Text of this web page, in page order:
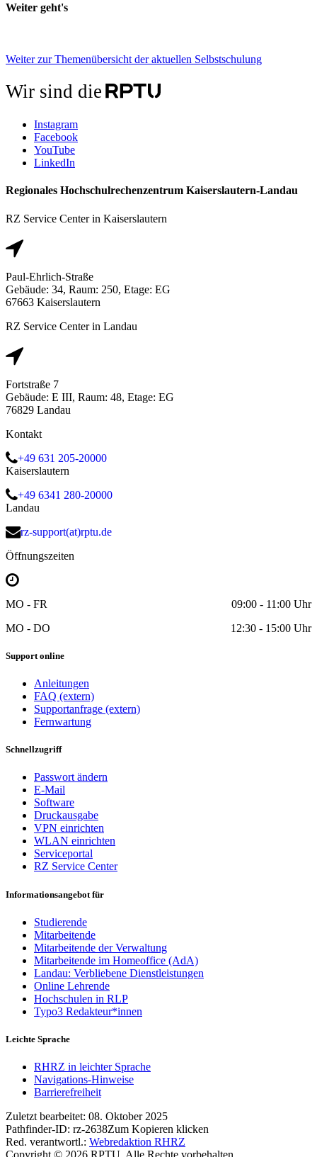
Weiter geht's
Weiter zur Themenübersicht der aktuellen Selbstschulung
Wir sind die
Instagram
Facebook
YouTube
LinkedIn
Regionales Hochschulrechenzentrum Kaiserslautern-Landau
RZ Service Center in Kaiserslautern
Paul-Ehrlich-Straße
Gebäude: 34, Raum: 250, Etage: EG
67663 Kaiserslautern
RZ Service Center in Landau
Fortstraße 7
Gebäude: E III, Raum: 48, Etage: EG
76829 Landau
Kontakt
+49 631 205-20000
Kaiserslautern
+49 6341 280-20000
Landau
rz-support(at)rptu.de
Öffnungszeiten
MO - FR
09:00 - 11:00 Uhr
MO - DO
12:30 - 15:00 Uhr
Support online
Anleitungen
FAQ (extern)
Supportanfrage (extern)
Fernwartung
Schnellzugriff
Passwort ändern
E-Mail
Software
Druckausgabe
VPN einrichten
WLAN einrichten
Serviceportal
RZ Service Center
Informationsangebot für
Studierende
Mitarbeitende
Mitarbeitende der Verwaltung
Mitarbeitende im Homeoffice (AdA)
Landau: Verbliebene Dienstleistungen
Online Lehrende
Hochschulen in RLP
Typo3 Redakteur*innen
Leichte Sprache
RHRZ in leichter Sprache
Navigations-Hinweise
Barrierefreiheit
Zuletzt bearbeitet: 08. Oktober 2025
Pathfinder-ID: rz-2638Zum Kopieren klicken
Red. verantwortl.: Webredaktion RHRZ
Copyright © 2026 RPTU. Alle Rechte vorbehalten.